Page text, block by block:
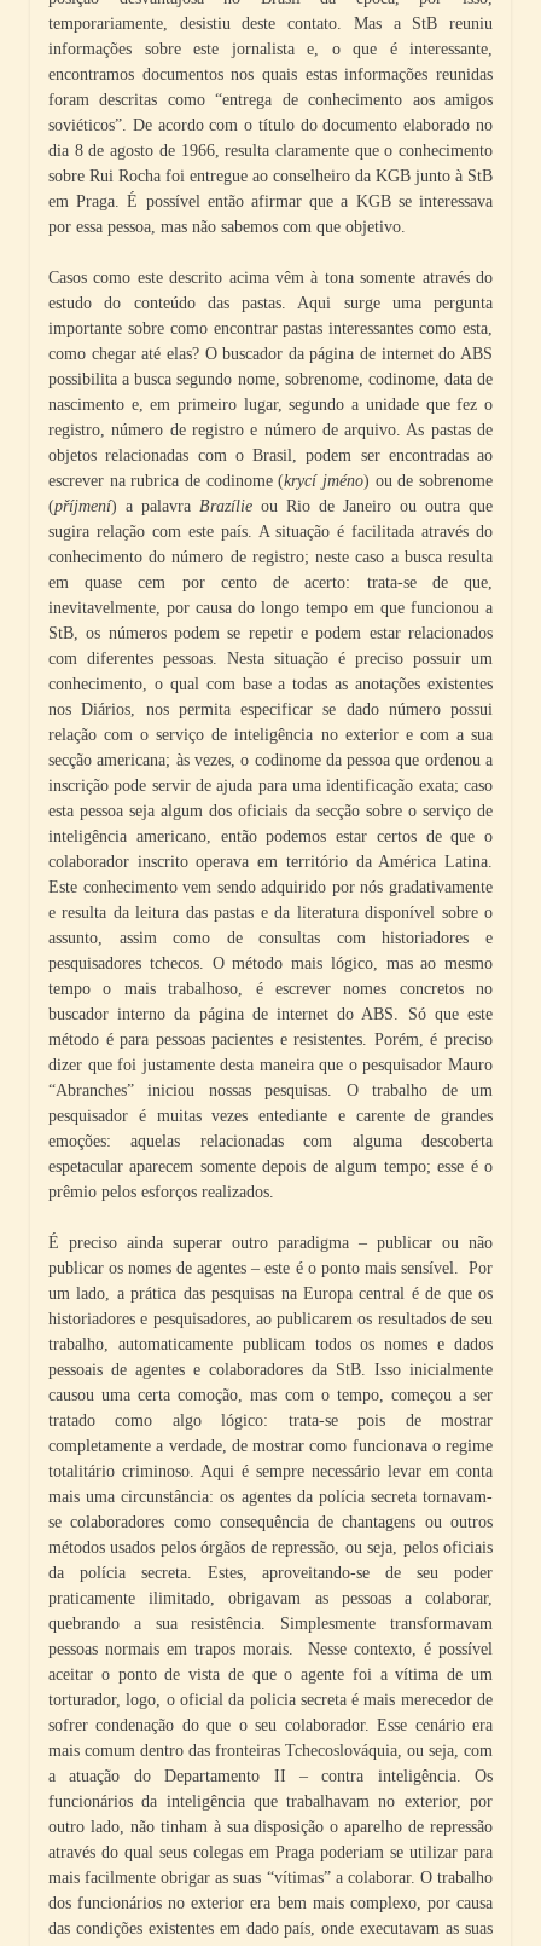
temporariamente, desistiu deste contato. Mas a StB reuniu
informações sobre este jornalista e, o que é interessante,
encontramos documentos nos quais estas informações reunidas
foram descritas como “entrega de conhecimento aos amigos
soviéticos”. De acordo com o título do documento elaborado no
dia 8 de agosto de 1966, resulta claramente que o conhecimento
sobre Rui Rocha foi entregue ao conselheiro da KGB junto à StB
em Praga. É possível então afirmar que a KGB se interessava
por essa pessoa, mas não sabemos com que objetivo.
Casos como este descrito acima vêm à tona somente através do
estudo do conteúdo das pastas. Aqui surge uma pergunta
importante sobre como encontrar pastas interessantes como esta,
como chegar até elas? O buscador da página de internet do ABS
possibilita a busca segundo nome, sobrenome, codinome, data de
nascimento e, em primeiro lugar, segundo a unidade que fez o
registro, número de registro e número de arquivo. As pastas de
objetos relacionadas com o Brasil, podem ser encontradas ao
escrever na rubrica de codinome (krycí jméno) ou de sobrenome
(příjmení) a palavra Brazílie ou Rio de Janeiro ou outra que
sugira relação com este país. A situação é facilitada através do
conhecimento do número de registro; neste caso a busca resulta
em quase cem por cento de acerto: trata-se de que,
inevitavelmente, por causa do longo tempo em que funcionou a
StB, os números podem se repetir e podem estar relacionados
com diferentes pessoas. Nesta situação é preciso possuir um
conhecimento, o qual com base a todas as anotações existentes
nos Diários, nos permita especificar se dado número possui
relação com o serviço de inteligência no exterior e com a sua
secção americana; às vezes, o codinome da pessoa que ordenou a
inscrição pode servir de ajuda para uma identificação exata; caso
esta pessoa seja algum dos oficiais da secção sobre o serviço de
inteligência americano, então podemos estar certos de que o
colaborador inscrito operava em território da América Latina.
Este conhecimento vem sendo adquirido por nós gradativamente
e resulta da leitura das pastas e da literatura disponível sobre o
assunto, assim como de consultas com historiadores e
pesquisadores tchecos. O método mais lógico, mas ao mesmo
tempo o mais trabalhoso, é escrever nomes concretos no
buscador interno da página de internet do ABS. Só que este
método é para pessoas pacientes e resistentes. Porém, é preciso
dizer que foi justamente desta maneira que o pesquisador Mauro
“Abranches” iniciou nossas pesquisas. O trabalho de um
pesquisador é muitas vezes entediante e carente de grandes
emoções: aquelas relacionadas com alguma descoberta
espetacular aparecem somente depois de algum tempo; esse é o
prêmio pelos esforços realizados.
É preciso ainda superar outro paradigma – publicar ou não
publicar os nomes de agentes – este é o ponto mais sensível. Por
um lado, a prática das pesquisas na Europa central é de que os
historiadores e pesquisadores, ao publicarem os resultados de seu
trabalho, automaticamente publicam todos os nomes e dados
pessoais de agentes e colaboradores da StB. Isso inicialmente
causou uma certa comoção, mas com o tempo, começou a ser
tratado como algo lógico: trata-se pois de mostrar
completamente a verdade, de mostrar como funcionava o regime
totalitário criminoso. Aqui é sempre necessário levar em conta
mais uma circunstância: os agentes da polícia secreta tornavam-
se colaboradores como consequência de chantagens ou outros
métodos usados pelos órgãos de repressão, ou seja, pelos oficiais
da polícia secreta. Estes, aproveitando-se de seu poder
praticamente ilimitado, obrigavam as pessoas a colaborar,
quebrando a sua resistência. Simplesmente transformavam
pessoas normais em trapos morais. Nesse contexto, é possível
aceitar o ponto de vista de que o agente foi a vítima de um
torturador, logo, o oficial da policia secreta é mais merecedor de
sofrer condenação do que o seu colaborador. Esse cenário era
mais comum dentro das fronteiras Tchecoslováquia, ou seja, com
a atuação do Departamento II – contra inteligência. Os
funcionários da inteligência que trabalhavam no exterior, por
outro lado, não tinham à sua disposição o aparelho de repressão
através do qual seus colegas em Praga poderiam se utilizar para
mais facilmente obrigar as suas “vítimas” a colaborar. O trabalho
dos funcionários no exterior era bem mais complexo, por causa
das condições existentes em dado país, onde executavam as suas